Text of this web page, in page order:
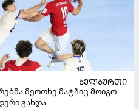
ᲮᲔᲚᲑᲣᲠᲗᲘ
მეოთხე მატჩიც მოიგო
გახდა